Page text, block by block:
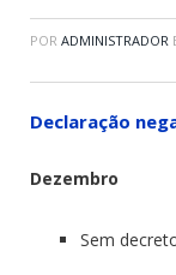
POR ADMINISTRADOR
Declaração
Dezembro
Sem